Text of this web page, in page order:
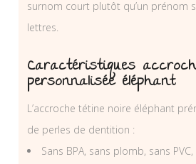
surnom court plutôt qu’un prénom
lettres.
Caractéristiques
personnalisée éléphant
L’accroche tétine noire éléphant
de perles de dentition :
Sans BPA, sans plomb, sans